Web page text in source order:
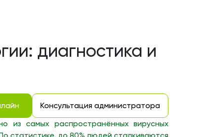
диагностика и
Консультация администратора
из самых распространённых вирусных